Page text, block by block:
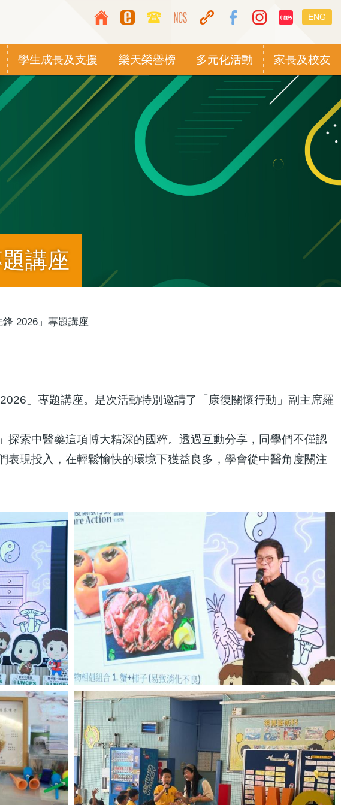
Top
Media
Icon
Button
switcher
ENG
學生成長及支援 樂天榮譽榜 多元化活動 家長及校友
講座
2026」專題講座
」專題講座。是次活動特別邀請了「康復關懷行動」副主席羅
索中醫藥這項博大精深的國粹。透過互動分享，同學們不僅認
現投入，在輕鬆愉快的環境下獲益良多，學會從中醫角度關注